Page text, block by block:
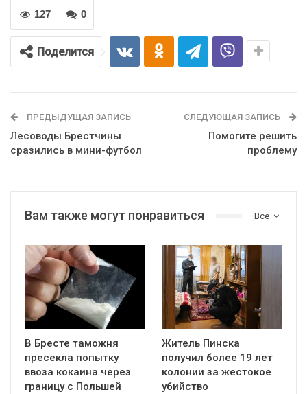
0
127
Поделится
ПРЕДЫДУЩАЯ ЗАПИСЬ
Лесоводы Брестчины
сразились в мини-футбол
СЛЕДУЮЩАЯ ЗАПИСЬ
Помогите решить
проблему
Все
Вам также могут понравиться
В Бресте таможня
пресекла попытку
ввоза кокаина через
границу с Польшей
Житель Пинска
получил более 19 лет
колонии за жестокое
убийство